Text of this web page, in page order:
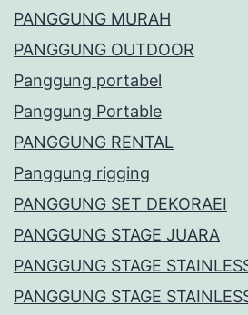
PANGGUNG MURAH
PANGGUNG OUTDOOR
Panggung portabel
Panggung Portable
PANGGUNG RENTAL
Panggung rigging
PANGGUNG SET DEKORAEI
PANGGUNG STAGE JUARA
PANGGUNG STAGE
PANGGUNG STAGE